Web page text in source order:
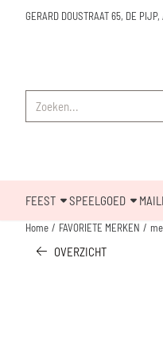
GERARD DOUSTRAAT 65, DE PIJP,
FEEST SPEELGOED
Home / FAVORIETE MERKEN /
OVERZICHT